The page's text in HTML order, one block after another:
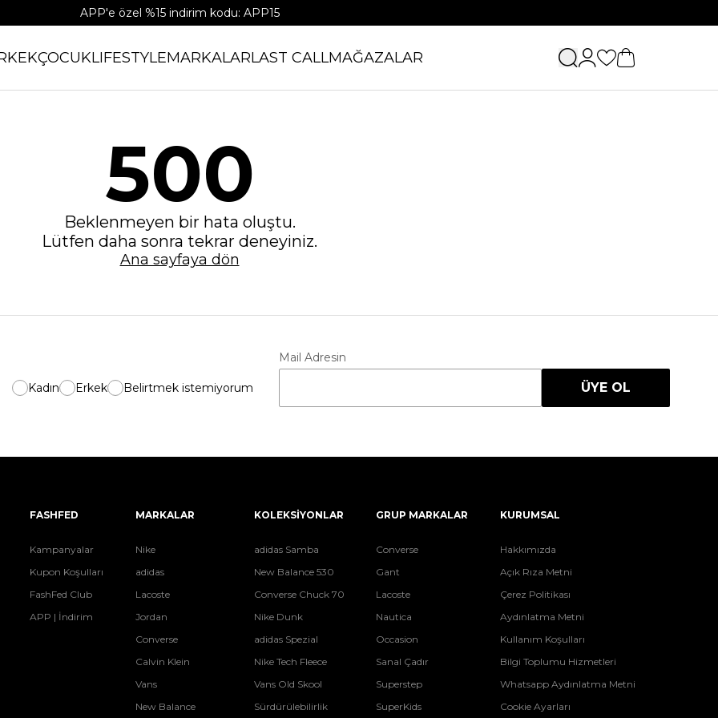
APP'e özel %15 indirim kodu: APP15
ÇOCUKLIFESTYLEMARKALARLAST CALLMAĞAZALAR
500
Beklenmeyen bir hata oluştu.
Lütfen daha sonra tekrar deneyiniz.
Ana sayfaya dön
Kadın Erkek Belirtmek istemiyorum
Mail Adresin
ÜYE OL
FASHFED
Kampanyalar
Kupon Koşulları
FashFed Club
APP | İndirim
MARKALAR
Nike
adidas
Lacoste
Jordan
Converse
Calvin Klein
Vans
New Balance
KOLEKSİYONLAR
adidas Samba
New Balance 530
Converse Chuck 70
Nike Dunk
adidas Spezial
Nike Tech Fleece
Vans Old Skool
Sürdürülebilirlik
GRUP MARKALAR
Converse
Gant
Lacoste
Nautica
Occasion
Sanal Çadır
Superstep
SuperKids
KURUMSAL
Hakkımızda
Açık Rıza Metni
Çerez Politikası
Aydınlatma Metni
Kullanım Koşulları
Bilgi Toplumu Hizmetleri
Whatsapp Aydınlatma Metni
Cookie Ayarları